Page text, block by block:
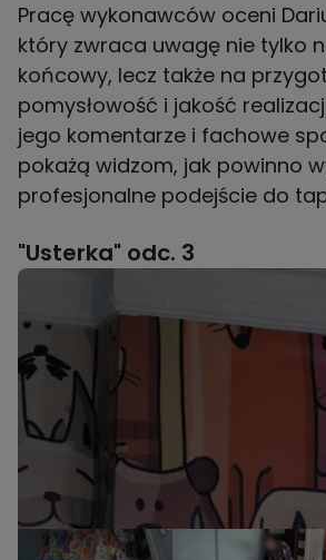
Pracę wykonawców oceni
który zwraca uwagę nie tylko
końcowy, lecz także na
pomysłowość i jakość
jego komentarze i fachowe
pokażą widzom, jak powinno
profesjonalne podejście do
"Usterka" odc. 3